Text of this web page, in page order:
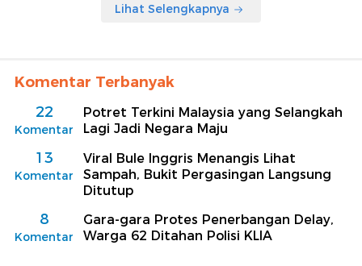
Lihat Selengkapnya
Komentar Terbanyak
22
Komentar
Potret Terkini Malaysia yang Selangkah
Lagi Jadi Negara Maju
13
Komentar
Viral Bule Inggris Menangis Lihat
Sampah, Bukit Pergasingan Langsung
Ditutup
8
Komentar
Gara-gara Protes Penerbangan Delay,
Warga 62 Ditahan Polisi KLIA